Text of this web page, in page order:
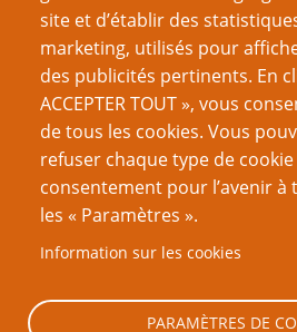
site et d’établir des
marketing, utilisés pour
des publicités pertinents. En
ACCEPTER TOUT », vous
de tous les cookies. Vous
refuser chaque type de
consentement pour l’avenir
les « Paramètres ».
Information sur les cookies
PARAMÈTRES DE
Les femmes rôlistes : rêve ou
Pourquoi les femmes jouent-
VOUS AIMEREZ AUSSI
Ne préparez pas d’intrigue –
L'Effet papillon
Fausses pistes – Vraies